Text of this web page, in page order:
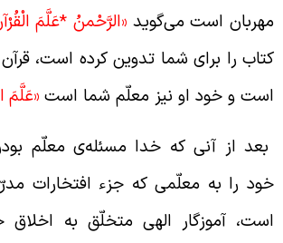
است می‌گوید «الرَّحْمنُ* عَلَّمَ الْقُرْآنَ
را برای شما تدوین کرده است،
و خود او نیز معلّم شما است«عَلَّمَ
از آنی که خدا مسئله‌ی معلّم
را به معلّمی که جزء افتخارات
آموزگار الهی متخلّق به اخلاق